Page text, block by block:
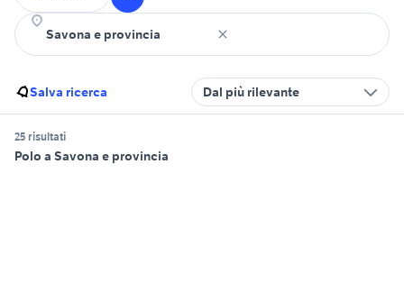
Salva ricerca Dal più rilevante
25 risultati
Polo a Savona e provincia